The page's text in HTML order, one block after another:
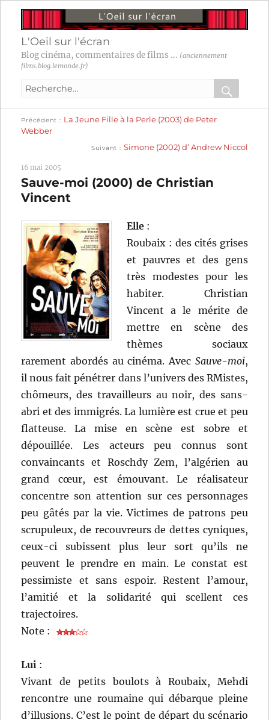
L'Oeil sur l'écran
Blog cinéma, commentaires de films ... (anciennement
films.blog.lemonde.fr)
Recherche
:
OK
Navigation
l’article
Précédent
précédente :
La Jeune Fille à la Perle (2003) de Peter
Webber
Suivant
suivante :
Simone (2002) d’ Andrew Niccol
16 mai 2005
Sauve-moi (2000) de Christian
Vincent
Elle :
Roubaix : des cités grises
et pauvres et des gens
très modestes pour les
habiter. Christian
Vincent a le mérite de
mettre en scène des
thèmes sociaux
rarement abordés au cinéma. Avec Sauve-moi,
il nous fait pénétrer dans l’univers des RMistes,
chômeurs, des travailleurs au noir, des sans-
abri et des immigrés. La lumière est crue et peu
flatteuse. La mise en scène est sobre et
dépouillée. Les acteurs peu connus sont
convaincants et Roschdy Zem, l’algérien au
grand cœur, est émouvant. Le réalisateur
concentre son attention sur ces personnages
peu gâtés par la vie. Victimes de patrons peu
scrupuleux, de recouvreurs de dettes cyniques,
ceux-ci subissent plus leur sort qu’ils ne
peuvent le prendre en main. Le constat est
pessimiste et sans espoir. Restent l’amour,
l’amitié et la solidarité qui scellent ces
trajectoires.
Note :
Lui :
Vivant de petits boulots à Roubaix, Mehdi
rencontre une roumaine qui débarque pleine
d’illusions. C’est le point de départ du scénario